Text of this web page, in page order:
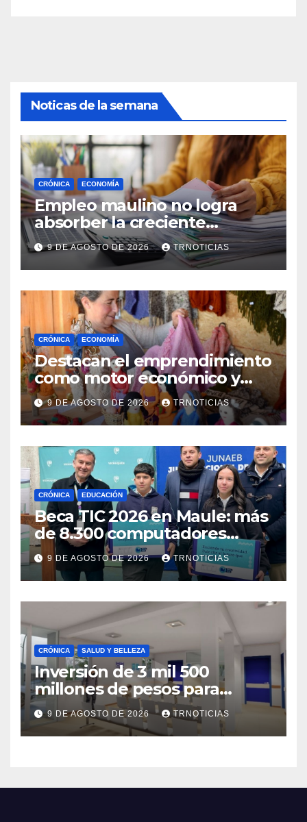
Noticas de la semana
CRÓNICA ECONOMÍA
Empleo maulino no logra
absorber la creciente
demanda por trabajo
9 DE AGOSTO DE 2026 TRNOTICIAS
CRÓNICA ECONOMÍA
Destacan el emprendimiento
como motor económico y
anuncia fortalecer apoyos
para empleo autónomo
9 DE AGOSTO DE 2026 TRNOTICIAS
CRÓNICA EDUCACIÓN
Beca TIC 2026 en Maule: más
de 8.300 computadores
están siendo entregados en
la región
9 DE AGOSTO DE 2026 TRNOTICIAS
CRÓNICA SALUD Y BELLEZA
Inversión de 3 mil 500
millones de pesos para
mejorar el Cesfam
Astaburuaga
9 DE AGOSTO DE 2026 TRNOTICIAS